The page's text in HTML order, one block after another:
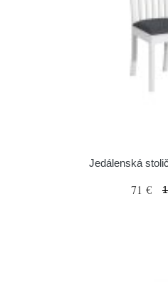
Jedálenská
71 €